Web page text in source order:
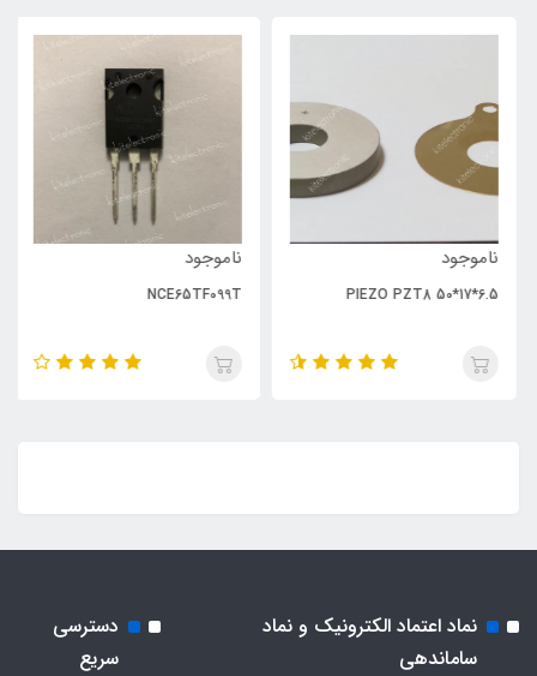
ناموجود
PIEZO PZT8 50*17*6.5
ناموجود
NCE65TF099T
نماد اعتماد الکترونیک و نماد
ساماندهی
دسترسی
سریع